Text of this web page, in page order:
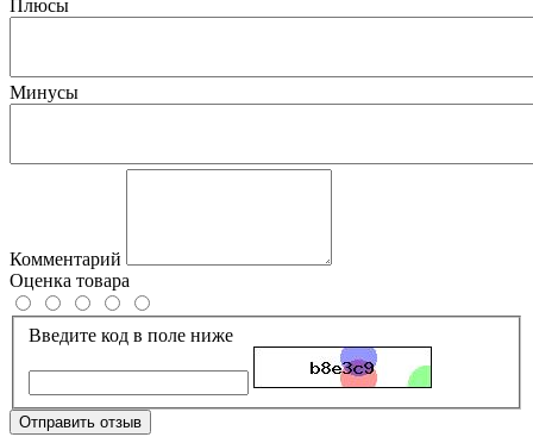
Плюсы
Минусы
Комментарий
Оценка товара
Введите код в поле ниже
Отправить отзыв